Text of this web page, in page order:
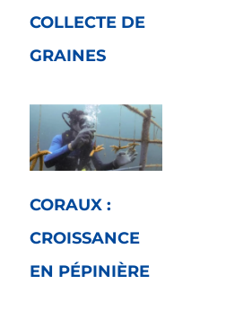
COLLECTE DE
GRAINES
CORAUX :
CROISSANCE
EN PÉPINIÈRE